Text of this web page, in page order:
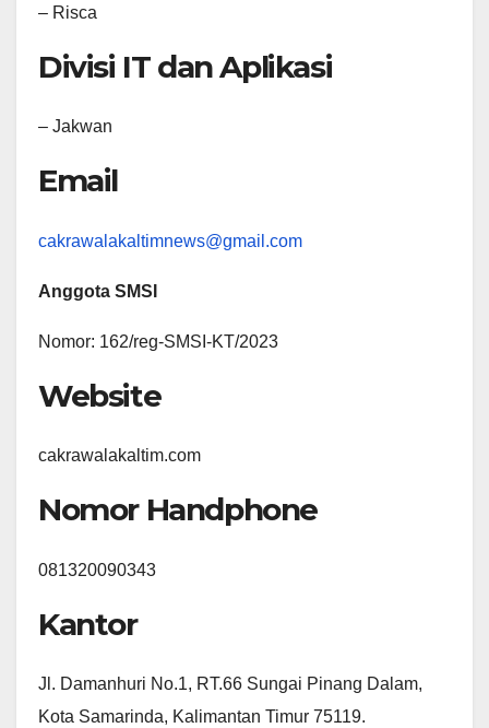
– Risca
Divisi IT dan Aplikasi
– Jakwan
Email
cakrawalakaltimnews@gmail.com
Anggota SMSI
Nomor: 162/reg-SMSI-KT/2023
Website
cakrawalakaltim.com
Nomor Handphone
081320090343
Kantor
Jl. Damanhuri No.1, RT.66 Sungai Pinang Dalam,
Kota Samarinda, Kalimantan Timur 75119.